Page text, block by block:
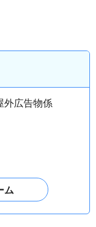
外広告物係